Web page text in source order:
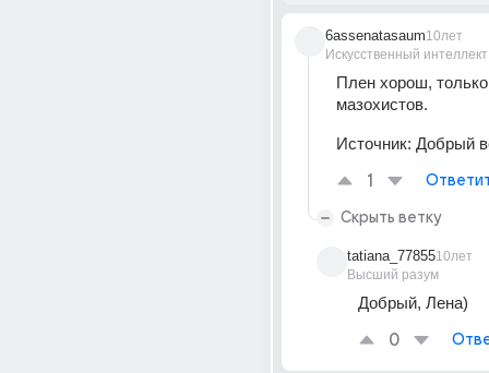
6assenatasaum
Искусственный интеллект
10лет
Плен хорош,
мазохистов.
Источник: Добрый
1
Скрыть ветку
tatiana_77855
Высший разум
10лет
Добрый, Лена)
0